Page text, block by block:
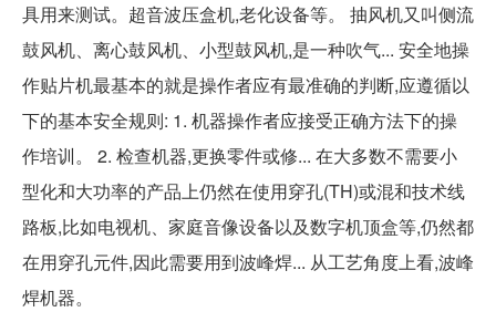
具用来测试。超音波压盒机,老化设备等。 抽风机又叫侧流
鼓风机、离心鼓风机、小型鼓风机,是一种吹气... 安全地操
作贴片机最基本的就是操作者应有最准确的判断,应遵循以
下的基本安全规则: 1. 机器操作者应接受正确方法下的操
作培训。 2. 检查机器,更换零件或修... 在大多数不需要小
型化和大功率的产品上仍然在使用穿孔(TH)或混和技术线
路板,比如电视机、家庭音像设备以及数字机顶盒等,仍然都
在用穿孔元件,因此需要用到波峰焊... 从工艺角度上看,波峰
焊机器。